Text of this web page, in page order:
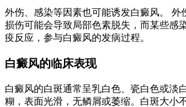
外伤、感染等因素也可能诱发白癜风。 外
损伤可能会导致局部色素脱失，而某些感
疫反应，参与白癜风的发病过程。
白癜风的临床表现
白癜风的白斑通常呈乳白色、瓷白色或淡
糊，表面光滑，无鳞屑或萎缩。白斑大小